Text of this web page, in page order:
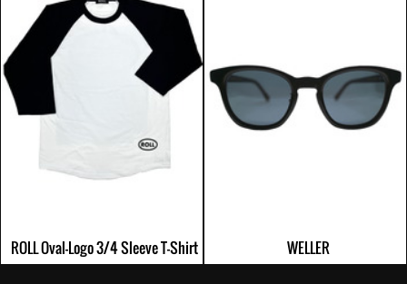
ROLL Oval-Logo 3/4 Sleeve T-Shirt WELLER